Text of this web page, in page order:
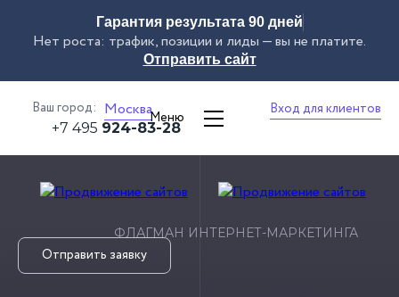
Гарантия результата 90 дней
Нет роста: трафик, позиции и лиды — вы не платите.
Отправить сайт
Ваш город: МоскваМеню
Вход для клиентов
+7 495 924-83-28
ФЛАГМАН ИНТЕРНЕТ-МАРКЕТИНГА
Отправить заявку